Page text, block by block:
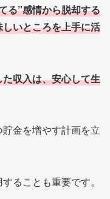
る”感情から脱却する
いところを上手に活
収入は、安心して生
金を増やす計画を立
ることも重要です。